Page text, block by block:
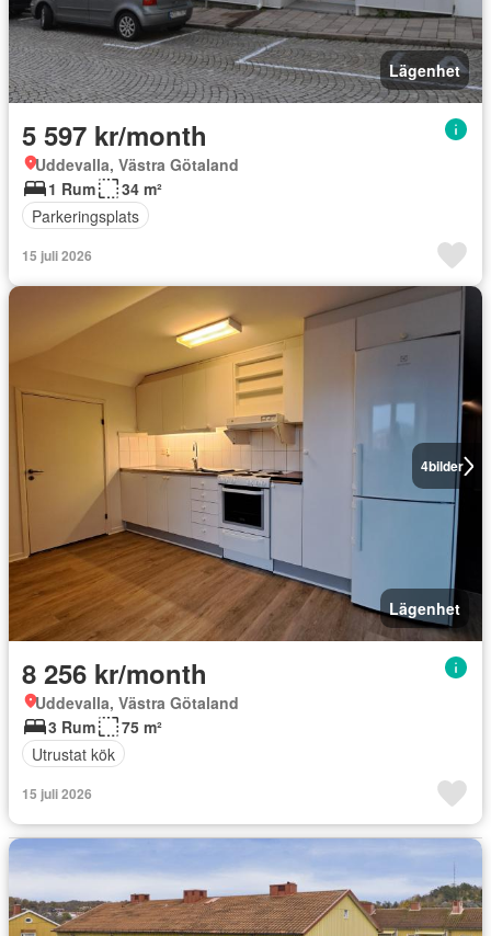
Lägenhet
5 597 kr/month
Uddevalla, Västra Götaland
1 Rum
34 m²
Parkeringsplats
15 juli 2026
4bilder
Lägenhet
8 256 kr/month
Uddevalla, Västra Götaland
3 Rum
75 m²
Utrustat kök
15 juli 2026